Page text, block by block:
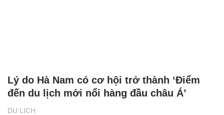
DU LỊCH
Lý do Hà Nam có cơ hội trở thành ‘Điểm
đến du lịch mới nổi hàng đầu châu Á’